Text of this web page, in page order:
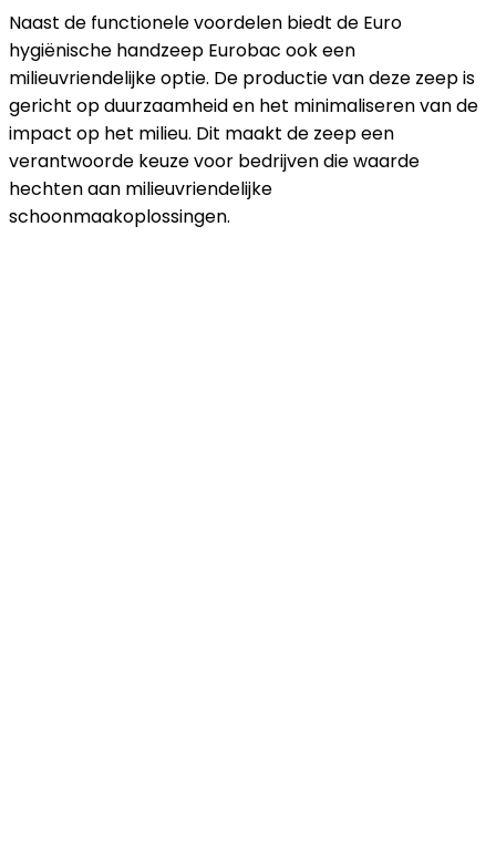
Naast de functionele voordelen biedt de Euro
hygiënische handzeep Eurobac ook een
milieuvriendelijke optie. De productie van deze zeep is
gericht op duurzaamheid en het minimaliseren van de
impact op het milieu. Dit maakt de zeep een
verantwoorde keuze voor bedrijven die waarde
hechten aan milieuvriendelijke
schoonmaakoplossingen.